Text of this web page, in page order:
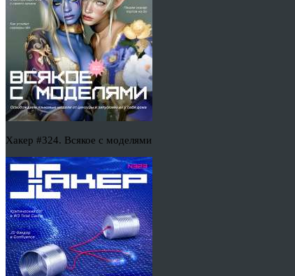
Хакер #324. Всякое с моделями